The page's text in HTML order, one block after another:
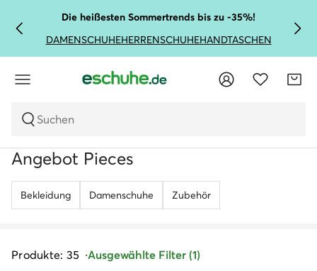
Die heißesten Sommertrends bis zu -35%!
DAMENSCHUHEHERRENSCHUHEHANDTASCHEN
Suchen
Angebot Pieces
Bekleidung Damenschuhe Zubehör
Produkte: 35 Ausgewählte Filter (1)